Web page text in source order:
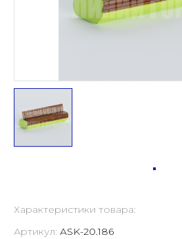
Характеристики товара:
Артикул: ASK-20.186